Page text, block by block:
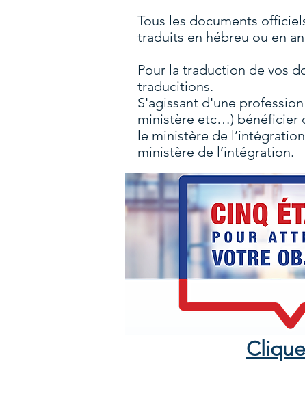
Tous les documents
traduits en hébreu ou en
Pour la traduction de vos
traducitions.
S'agissant d'une
ministère etc…) bénéficier
le ministère de
ministère de l’intégration.